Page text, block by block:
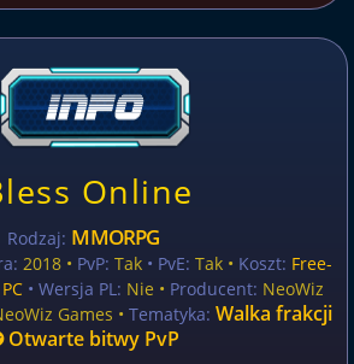
Online
Rodzaj: MMORPG
2018 • PvP: Tak• PvE: Tak • Koszt: Free-
PC• Wersja PL: Nie • Producent: NeoWiz
Games •Tematyka: Walka frakcji
Otwarte bitwy PvP